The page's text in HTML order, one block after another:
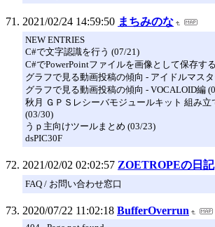
2021/02/24 14:59:50 まちみのな
NEW ENTRIES
C#で文字認識を行う (07/21)
C#でPowerPointファイルを画像として保存す
グラフで見る動画投稿の傾向 - アイドルマス
グラフで見る動画投稿の傾向 - VOCALOID編
秋月 ＧＰＳレシーバモジュールキット 組み立
(03/30)
うｐ主向けツールまとめ (03/23)
dsPIC30F
2021/02/02 02:02:57 ZOETROPEの日記
FAQ / お問い合わせ窓口
2020/07/22 11:02:18 BufferOverrun